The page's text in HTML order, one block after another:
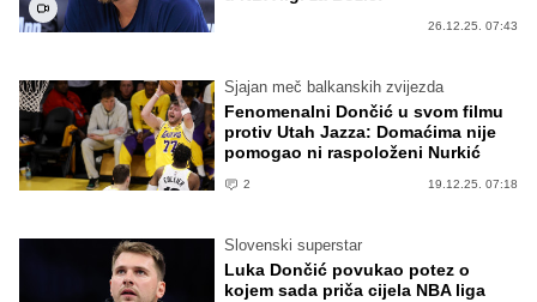
26.12.25. 07:43
Sjajan meč balkanskih zvijezda
Fenomenalni Dončić u svom filmu
protiv Utah Jazza: Domaćima nije
pomogao ni raspoloženi Nurkić
2 19.12.25. 07:18
Slovenski superstar
Luka Dončić povukao potez o
kojem sada priča cijela NBA liga